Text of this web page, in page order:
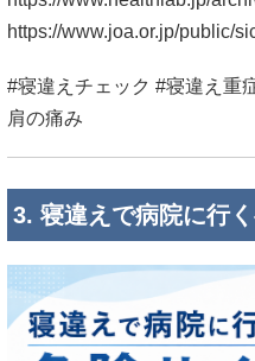
https://www.joa.or.jp/public/
#寝違えチェック #寝違え重
肩の痛み
3. 寝違えで病院に行